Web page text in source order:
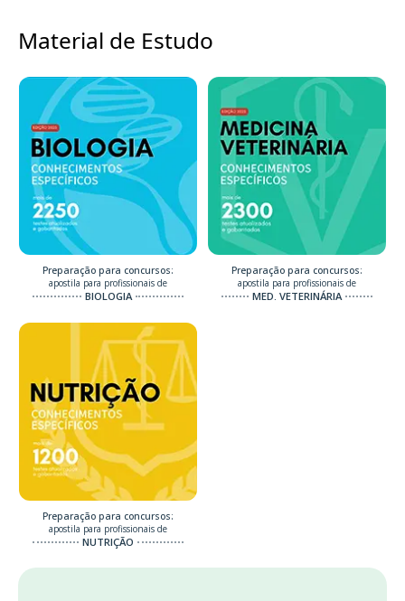
Material de Estudo
Preparação para concursos:
apostila para profissionais de
BIOLOGIA
Preparação para concursos:
apostila para profissionais de
MED. VETERINÁRIA
Preparação para concursos:
apostila para profissionais de
NUTRIÇÃO